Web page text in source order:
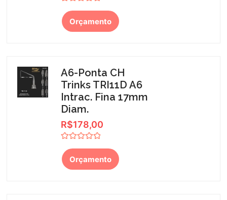
0
de
5
Orçamento
A6-Ponta CH
Trinks TRI11D A6
Intrac. Fina 17mm
Diam.
R$178,00
0
de
5
Orçamento